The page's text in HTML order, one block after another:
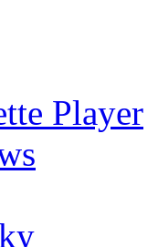
Player